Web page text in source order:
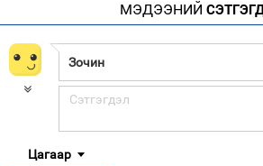
МЭДЭЭНИЙ
Цагаар